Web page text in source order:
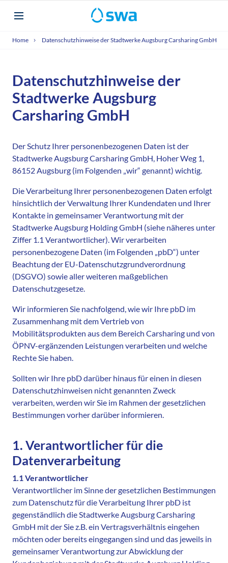
Home Datenschutzhinweise der Stadtwerke Augsburg Carsharing GmbH
Datenschutzhinweise der
Stadtwerke Augsburg
Carsharing GmbH
Der Schutz Ihrer personenbezogenen Daten ist der
Stadtwerke Augsburg Carsharing GmbH, Hoher Weg 1,
86152 Augsburg (im Folgenden „wir“ genannt) wichtig.
Die Verarbeitung Ihrer personenbezogenen Daten erfolgt
hinsichtlich der Verwaltung Ihrer Kundendaten und Ihrer
Kontakte in gemeinsamer Verantwortung mit der
Stadtwerke Augsburg Holding GmbH (siehe näheres unter
Ziffer 1.1 Verantwortlicher). Wir verarbeiten
personenbezogene Daten (im Folgenden „pbD“) unter
Beachtung der EU-Datenschutzgrundverordnung
(DSGVO) sowie aller weiteren maßgeblichen
Datenschutzgesetze.
Wir informieren Sie nachfolgend, wie wir Ihre pbD im
Zusammenhang mit dem Vertrieb von
Mobilitätsprodukten aus dem Bereich Carsharing und von
ÖPNV-ergänzenden Leistungen verarbeiten und welche
Rechte Sie haben.
Sollten wir Ihre pbD darüber hinaus für einen in diesen
Datenschutzhinweisen nicht genannten Zweck
verarbeiten, werden wir Sie im Rahmen der gesetzlichen
Bestimmungen vorher darüber informieren.
1. Verantwortlicher für die
Datenverarbeitung
1.1 Verantwortlicher
Verantwortlicher im Sinne der gesetzlichen Bestimmungen
zum Datenschutz für die Verarbeitung Ihrer pbD ist
gegenständlich die Stadtwerke Augsburg Carsharing
GmbH mit der Sie z.B. ein Vertragsverhältnis eingehen
möchten oder bereits eingegangen sind und das jeweils in
gemeinsamer Verantwortung zur Abwicklung der